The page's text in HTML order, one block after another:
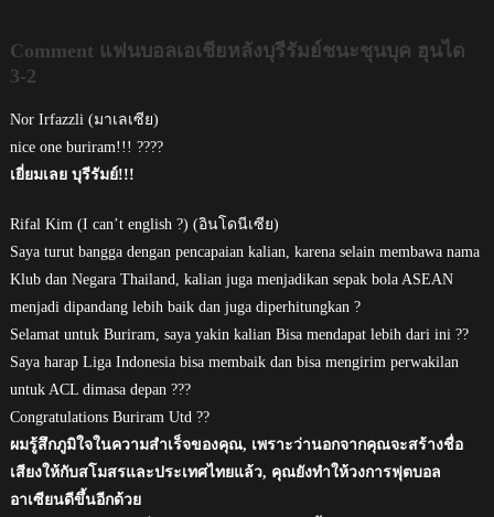
Comment แฟนบอลเอเชียหลังบุรีรัมย์ชนะชุนบุค ฮุนได
3-2
Nor Irfazzli (มาเลเซีย)
nice one buriram!!! ????
เยี่ยมเลย บุรีรัมย์!!!
Rifal Kim (I can’t english ?) (อินโดนีเซีย)
Saya turut bangga dengan pencapaian kalian, karena selain membawa nama
Klub dan Negara Thailand, kalian juga menjadikan sepak bola ASEAN
menjadi dipandang lebih baik dan juga diperhitungkan ?
Selamat untuk Buriram, saya yakin kalian Bisa mendapat lebih dari ini ??
Saya harap Liga Indonesia bisa membaik dan bisa mengirim perwakilan
untuk ACL dimasa depan ???
Congratulations Buriram Utd ??
ผมรู้สึกภูมิใจในความสำเร็จของคุณ, เพราะว่านอกจากคุณจะสร้างชื่อ
เสียงให้กับสโมสรและประเทศไทยแล้ว, คุณยังทำให้วงการฟุตบอล
อาเซียนดีขึ้นอีกด้วย